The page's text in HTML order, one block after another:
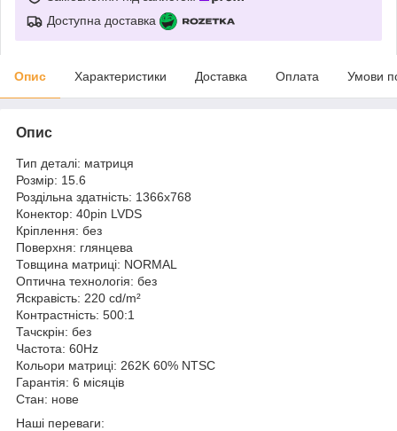
Доступна доставка
Опис Характеристики Доставка Оплата Умови
Опис
Тип деталі: матриця
Розмір: 15.6
Роздільна здатність: 1366x768
Конектор: 40pin LVDS
Кріплення: без
Поверхня: глянцева
Товщина матриці: NORMAL
Оптична технологія: без
Яскравість: 220 cd/m²
Контрастність: 500:1
Тачскрін: без
Частота: 60Hz
Кольори матриці: 262K 60% NTSC
Гарантія: 6 місяців
Стан: нове
Наші переваги: